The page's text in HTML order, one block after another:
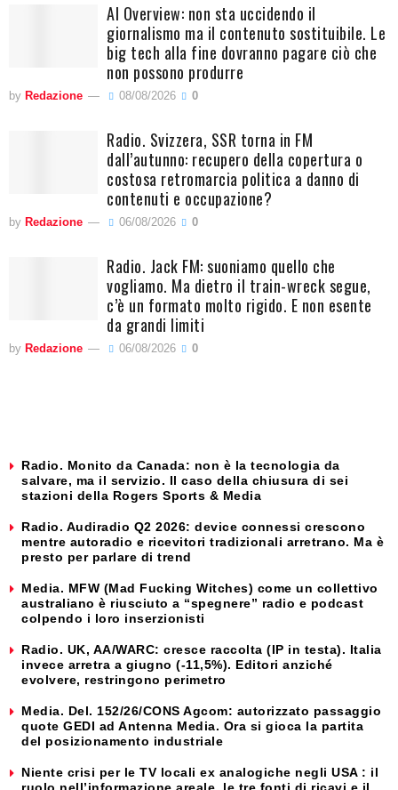
AI Overview: non sta uccidendo il
giornalismo ma il contenuto sostituibile. Le
big tech alla fine dovranno pagare ciò che
non possono produrre
by Redazione 08/08/2026 0
Radio. Svizzera, SSR torna in FM
dall’autunno: recupero della copertura o
costosa retromarcia politica a danno di
contenuti e occupazione?
by Redazione 06/08/2026 0
Radio. Jack FM: suoniamo quello che
vogliamo. Ma dietro il train-wreck segue,
c’è un formato molto rigido. E non esente
da grandi limiti
by Redazione 06/08/2026 0
Radio. Monito da Canada: non è la tecnologia da
salvare, ma il servizio. Il caso della chiusura di sei
stazioni della Rogers Sports & Media
Radio. Audiradio Q2 2026: device connessi crescono
mentre autoradio e ricevitori tradizionali arretrano. Ma è
presto per parlare di trend
Media. MFW (Mad Fucking Witches) come un collettivo
australiano è riusciuto a “spegnere” radio e podcast
colpendo i loro inserzionisti
Radio. UK, AA/WARC: cresce raccolta (IP in testa). Italia
invece arretra a giugno (-11,5%). Editori anziché
evolvere, restringono perimetro
Media. Del. 152/26/CONS Agcom: autorizzato passaggio
quote GEDI ad Antenna Media. Ora si gioca la partita
del posizionamento industriale
Niente crisi per le TV locali ex analogiche negli USA : il
ruolo nell’informazione areale, le tre fonti di ricavi e il